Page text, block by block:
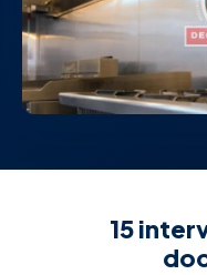
15